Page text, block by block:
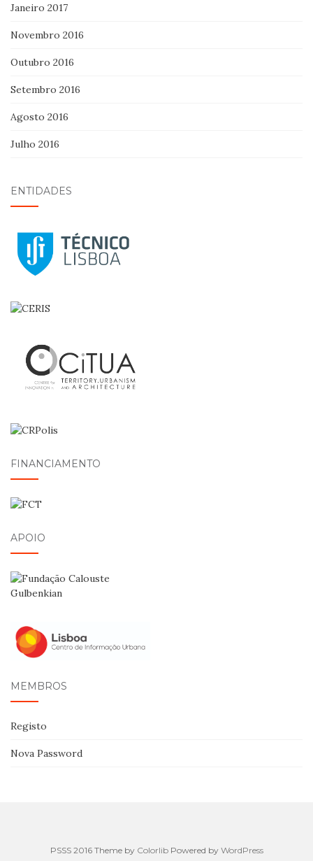
Janeiro 2017
Novembro 2016
Outubro 2016
Setembro 2016
Agosto 2016
Julho 2016
ENTIDADES
FINANCIAMENTO
APOIO
MEMBROS
Registo
Nova Password
PSSS 2016 Theme by ColorlibPowered by WordPress